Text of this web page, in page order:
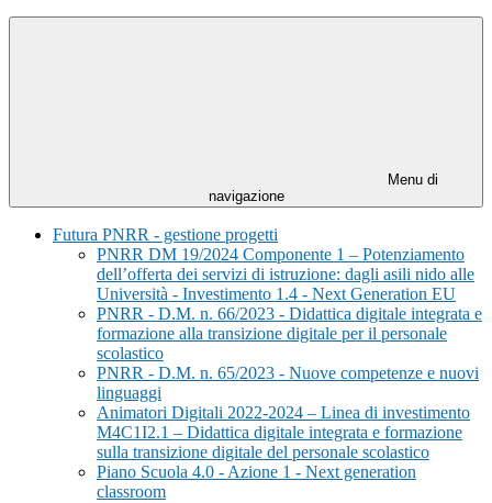
Menu di
navigazione
Futura PNRR - gestione progetti
PNRR DM 19/2024 Componente 1 – Potenziamento
dell’offerta dei servizi di istruzione: dagli asili nido alle
Università - Investimento 1.4 - Next Generation EU
PNRR - D.M. n. 66/2023 - Didattica digitale integrata e
formazione alla transizione digitale per il personale
scolastico
PNRR - D.M. n. 65/2023 - Nuove competenze e nuovi
linguaggi
Animatori Digitali 2022-2024 – Linea di investimento
M4C1I2.1 – Didattica digitale integrata e formazione
sulla transizione digitale del personale scolastico
Piano Scuola 4.0 - Azione 1 - Next generation
classroom